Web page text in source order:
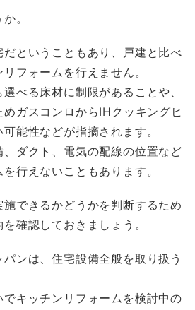
。
ということもあり、戸建と比べ
フォームを行えません。
べる床材に制限があることや、
ガスコンロからIHクッキングヒ
能性などが指摘されます。
、ダクト、電気の配線の位置など
行えないこともあります。
できるかどうかを判断するため
確認しておきましょう。
ンは、住宅設備全般を取り扱う
キッチンリフォームを検討中の